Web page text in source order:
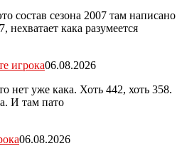
состав сезона 2007 там написано
нехватает кака разумеется
игрока06.08.2026
нет уже кака. Хоть 442, хоть 358.
И там пато
06.08.2026